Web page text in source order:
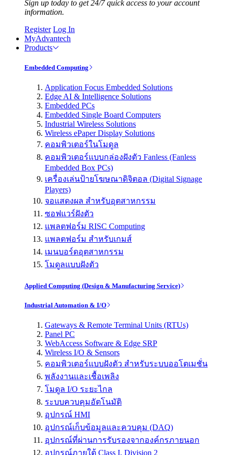
Sign up today to get 24/7 quick access to your account
information.
Register Log In
MyAdvantech
Products
Embedded Computing
Application Focus Embedded Solutions
Edge AI & Intelligence Solutions
Embedded PCs
Embedded Single Board Computers
Industrial Wireless Solutions
Wireless ePaper Display Solutions
คอมพิวเตอร์ในโมดูล
คอมพิวเตอร์แบบกล่องฝังตัว Fanless (Fanless
Embedded Box PCs)
เครื่องเล่นป้ายโฆษณาดิจิตอล (Digital Signage
Players)
จอแสดงผล สำหรับอุตสาหกรรม
ซอฟแวร์ฝังตัว
แพลตฟอร์ม RISC Computing
แพลตฟอร์ม สำหรับเกมส์
เมนบอร์ดอุตสาหกรรม
โมดูลแบบฝังตัว
Applied Computing (Design & Manufacturing Service)
Industrial Automation & I/O
Gateways & Remote Terminal Units (RTUs)
Panel PC
WebAccess Software & Edge SRP
Wireless I/O & Sensors
คอมพิวเตอร์แบบฝังตัว สำหรับระบบออโตเมชั่น
พลังงานและเชื้อเพลิง
โมดูล I/O ระยะไกล
ระบบควบคุมอัตโนมัติ
อุปกรณ์ HMI
อุปกรณ์เก็บข้อมูลและควบคุม (DAQ)
อุปกรณ์ที่ผ่านการรับรองจากองค์กรภายนอก
อุปกรณ์ภายใต้ Class I, Division 2